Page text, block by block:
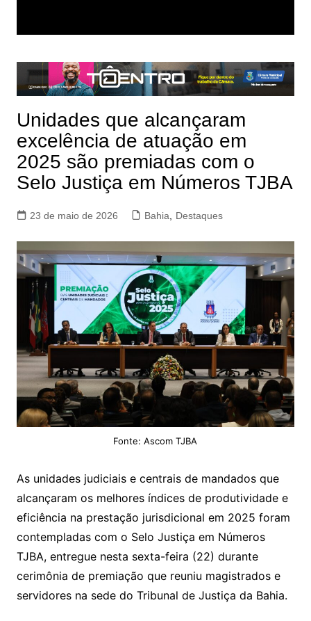
Unidades que alcançaram
excelência de atuação em
2025 são premiadas com o
Selo Justiça em Números TJBA
23 de maio de 2026 Bahia, Destaques
Fonte: Ascom TJBA
As unidades judiciais e centrais de mandados que
alcançaram os melhores índices de produtividade e
eficiência na prestação jurisdicional em 2025 foram
contempladas com o Selo Justiça em Números
TJBA, entregue nesta sexta-feira (22) durante
cerimônia de premiação que reuniu magistrados e
servidores na sede do Tribunal de Justiça da Bahia.